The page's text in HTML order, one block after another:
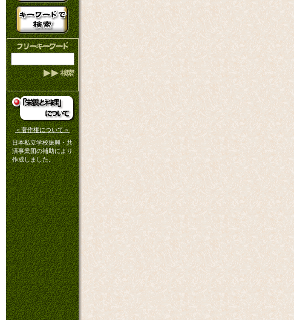
＜著作権について＞
日本私立学校振興・共
済事業団の補助により
作成しました。